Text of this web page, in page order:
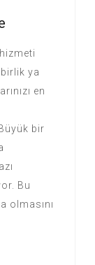
ya
en
bir
Bu
olmasını